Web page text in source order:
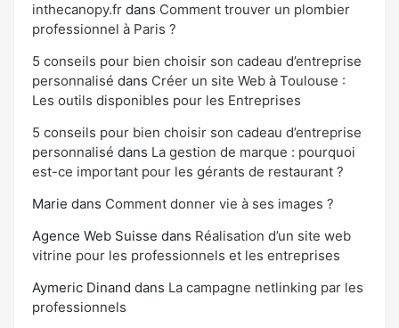
inthecanopy.fr dans Comment trouver un plombier
professionnel à Paris ?
5 conseils pour bien choisir son cadeau d’entreprise
personnalisé dans Créer un site Web à Toulouse :
Les outils disponibles pour les Entreprises
5 conseils pour bien choisir son cadeau d’entreprise
personnalisé dans La gestion de marque : pourquoi
est-ce important pour les gérants de restaurant ?
Marie dans Comment donner vie à ses images ?
Agence Web Suisse dans Réalisation d’un site web
vitrine pour les professionnels et les entreprises
Aymeric Dinand dans La campagne netlinking par les
professionnels